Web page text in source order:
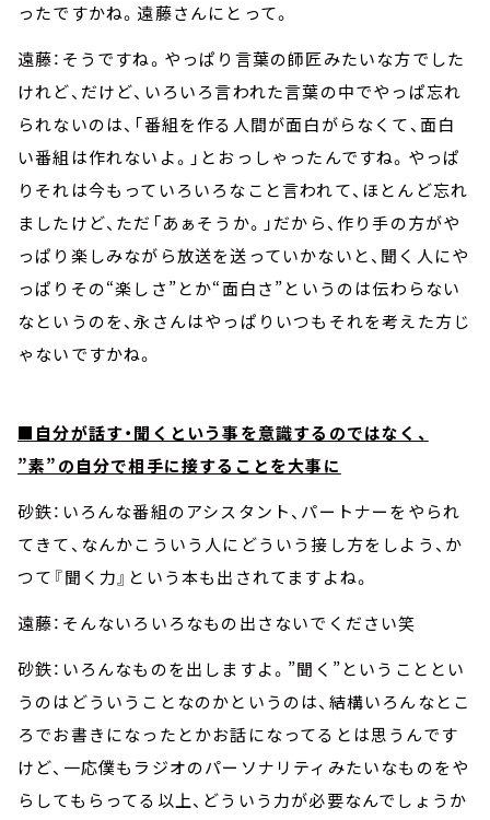
ったですかね。遠藤さんにとって。
遠藤：そうですね。やっぱり言葉の師匠みたいな方でした
けれど、だけど、いろいろ言われた言葉の中でやっぱ忘れ
られないのは、「番組を作る人間が面白がらなくて、面白
い番組は作れないよ。」とおっしゃったんですね。やっぱ
りそれは今もっていろいろなこと言われて、ほとんど忘れ
ましたけど、ただ「あぁそうか。」だから、作り手の方がや
っぱり楽しみながら放送を送っていかないと、聞く人にや
っぱりその“楽しさ”とか“面白さ”というのは伝わらない
なというのを、永さんはやっぱりいつもそれを考えた方じ
ゃないですかね。
■自分が話す・聞くという事を意識するのではなく、
”素”の自分で相手に接することを大事に
砂鉄：いろんな番組のアシスタント、パートナーをやられ
てきて、なんかこういう人にどういう接し方をしよう、か
つて『聞く力』という本も出されてますよね。
遠藤：そんないろいろなもの出さないでください笑
砂鉄：いろんなものを出しますよ。”聞く”ということとい
うのはどういうことなのかというのは、結構いろんなとこ
ろでお書きになったとかお話になってるとは思うんです
けど、一応僕もラジオのパーソナリティみたいなものをや
らしてもらってる以上、どういう力が必要なんでしょうか